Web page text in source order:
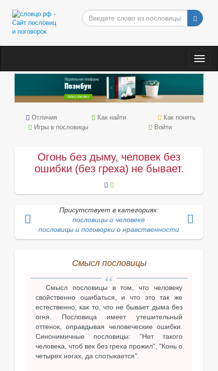
Отличия Как найти
Как понять
Игры в пословицы
Войти
Огонь без дыму, человек без
ошибки (без греха) не бывает.
Присутствует в категориях:
пословицы о человеке
пословицы и поговорки о нравственности
Смысл пословицы
Смысл пословицы в том, что человеку
свойственно ошибаться, и что это так же
естественно, как то, что не бывает дыма без
огня. Пословица имеет утешительный
оттенок, оправдывая человеческие ошибки.
Синонимичные пословицы: "Нет такого
человека, чтоб век без греха прожил", "Конь о
четырех ногах, да спотыкается".